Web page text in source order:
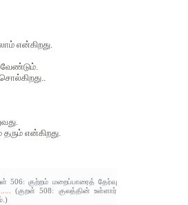
என்கிறது.
என்கிறது.
506: குற்றம் மறைப்பாரைத் தேர்வு
(குறள் 508: குலத்தின் உள்ளார்